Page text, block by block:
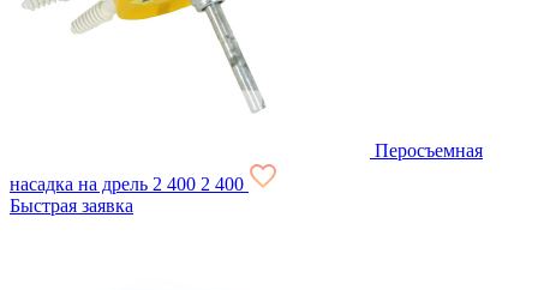
Перосъемная
насадка на дрель 2 400 2 400
Быстрая заявка